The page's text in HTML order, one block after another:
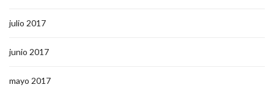
julio 2017
junio 2017
mayo 2017